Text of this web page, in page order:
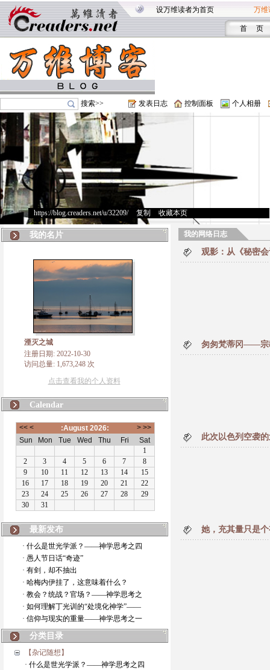
设万维读者为首页 万维
首 页
搜索>> 发表日志 控制面板 个人相册
https://blog.creaders.net/u/32209/> 复制 收藏本页
我的名片
湮灭之城
注册日期: 2022-10-30
访问总量: 1,673,248 次
点击查看我的个人资料
Calendar
最新发布
· 什么是世光学派？——神学思考之四
· 愚人节日话“奇迹”
· 有剑，却不抽出
· 哈梅内伊挂了，这意味着什么？
· 教会？统战？官场？——神学思考之
· 如何理解丁光训的“处境化神学”——
· 信仰与现实的重量——神学思考之一
分类目录
【杂记随想】
· 什么是世光学派？——神学思考之四
我的网络日志
观影：从《秘密
匆匆梵蒂冈——宗
此次以色列空袭
她，充其量只是